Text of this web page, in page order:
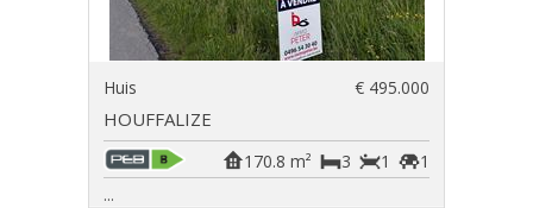
Huis € 495.000
HOUFFALIZE
1
1
3
170.8 m²
...